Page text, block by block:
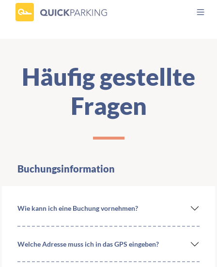
Häufig gestellte
Fragen
Buchungsinformation
Wie kann ich eine Buchung vornehmen?
Welche Adresse muss ich in das GPS eingeben?